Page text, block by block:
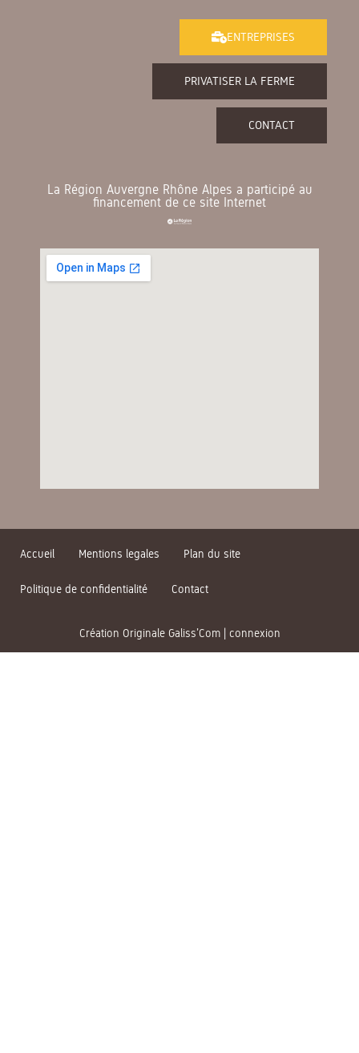
ENTREPRISES
PRIVATISER LA FERME
CONTACT
La Région Auvergne Rhône Alpes a participé au
financement de ce site Internet
Accueil Mentions legales Plan du site
Politique de confidentialité Contact
Création Originale Galiss’Com| connexion